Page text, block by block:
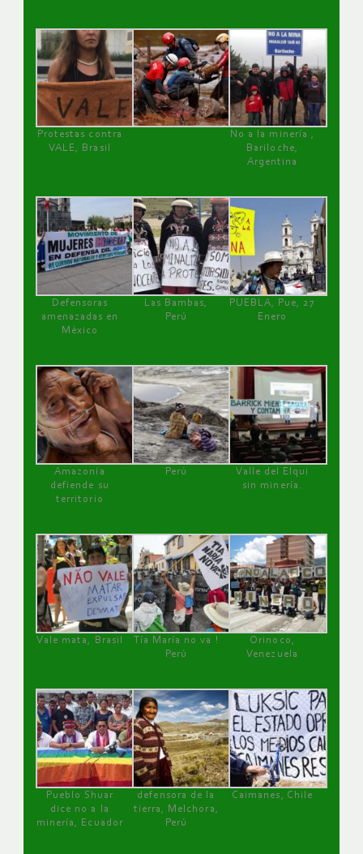
Protestas contra
VALE, Brasil
No a la minería ,
Bariloche,
Argentina
Defensoras
amenazadas en
México
Las Bambas,
Perú
PUEBLA, Pue, 27
Enero
Amazonía
defiende su
territorio
Perú
Valle del Elqui
sin minería.
Vale mata, Brasil
Tía María no va !
Perú
Orinoco,
Venezuela
Pueblo Shuar
dice no a la
minería, Ecuador
defensora de la
tierra, Melchora,
Perú
Caimanes, Chile